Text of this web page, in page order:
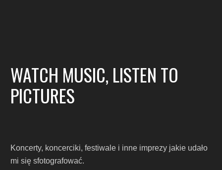
WATCH MUSIC, LISTEN TO
PICTURES
Koncerty, koncerciki, festiwale i inne imprezy jakie udało
mi się sfotografować.